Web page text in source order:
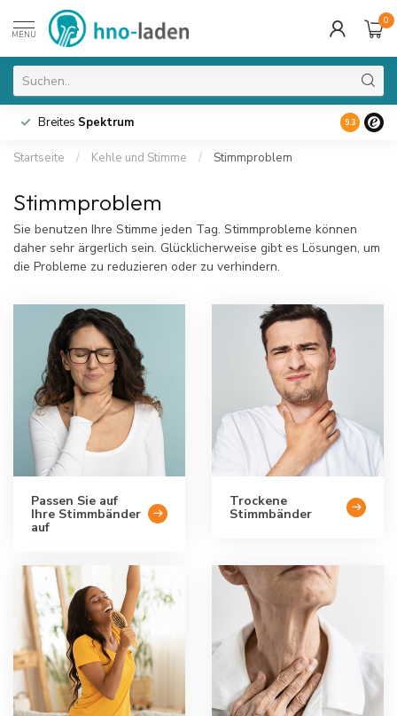
MENU
0
Breites Spektrum 9.3
Startseite / Kehle und Stimme / Stimmproblem
Stimmproblem
Sie benutzen Ihre Stimme jeden Tag. Stimmprobleme können
daher sehr ärgerlich sein. Glücklicherweise gibt es Lösungen, um
die Probleme zu reduzieren oder zu verhindern.
Passen Sie auf
Ihre Stimmbänder
auf
Trockene
Stimmbänder